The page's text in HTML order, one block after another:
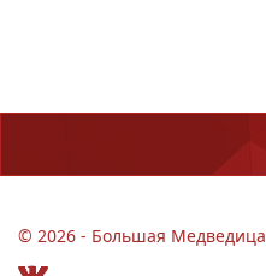
© 2026 - Большая Медведица